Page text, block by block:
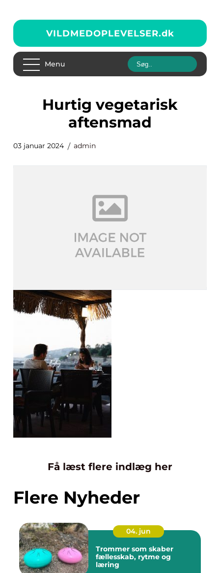
VILDMEDOPLEVELSER.dk
Menu
hurtig vegetarisk
aftensmad
03 januar 2024 admin
Få læst flere indlæg her
Flere Nyheder
04. jun
Trommer som skaber
fællesskab, rytme og
læring